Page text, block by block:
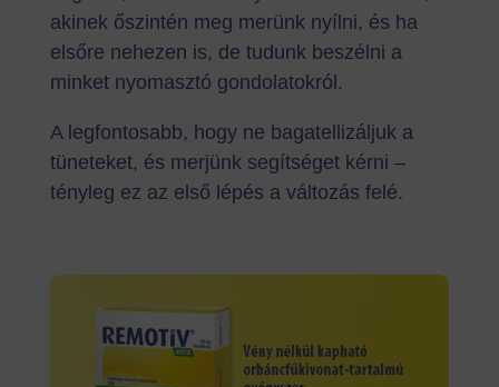
akinek őszintén meg merünk nyílni, és ha
elsőre nehezen is, de tudunk beszélni a
minket nyomasztó gondolatokról.
A legfontosabb, hogy ne bagatellizáljuk a
tüneteket, és merjünk segítséget kérni –
tényleg ez az első lépés a változás felé.